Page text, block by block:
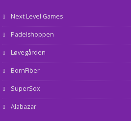
Next Level Games
Padelshoppen
Løvegården
BornFiber
SuperSox
Alabazar